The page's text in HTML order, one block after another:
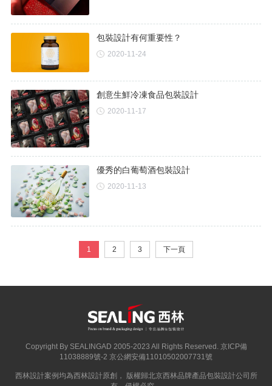
包裝設計有何重要性？
2020-11-24
創意生鮮冷凍食品包裝設計
2020-11-17
優秀的白葡萄酒包裝設計
2020-11-13
1 2 3 下一頁
Copyright By SEALINGAD 2005-2023 All Rights Reserved. 京ICP備
11038889號-2 京公網安備11010502007731號
西林設計案例均為西林設計原創， 版權歸北京西林品牌產品包裝設計公司 所